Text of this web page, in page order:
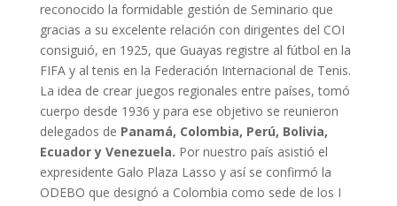
reconocido la formidable gestión de Seminario que
gracias a su excelente relación con dirigentes del COI
consiguió, en 1925, que Guayas registre al fútbol en la
FIFA y al tenis en la Federación Internacional de Tenis.
La idea de crear juegos regionales entre países, tomó
cuerpo desde 1936 y para ese objetivo se reunieron
delegados de Panamá, Colombia, Perú, Bolivia,
Ecuador y Venezuela. Por nuestro país asistió el
expresidente Galo Plaza Lasso y así se confirmó la
ODEBO que designó a Colombia como sede de los I